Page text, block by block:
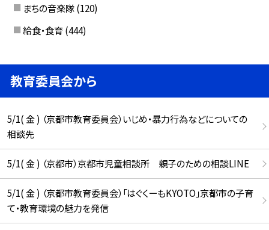
まちの音楽隊 (120)
給食・食育 (444)
教育委員会から
5/1( 金 ) （京都市教育委員会）いじめ・暴力行為などについての
相談先
5/1( 金 ) （京都市）京都市児童相談所 親子のための相談LINE
5/1( 金 ) （京都市教育委員会）「はぐくーもKYOTO」京都市の子育
て・教育環境の魅力を発信